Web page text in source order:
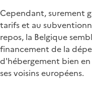
Cependant, surement
tarifs et au
repos, la Belgique
financement de la
d'hébergement bien
ses voisins européens.